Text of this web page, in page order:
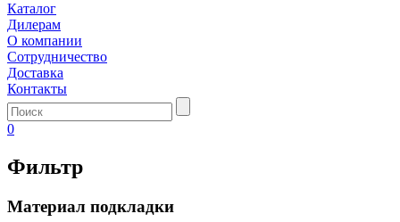
Каталог
Дилерам
О компании
Сотрудничество
Доставка
Контакты
0
Фильтр
Материал подкладки